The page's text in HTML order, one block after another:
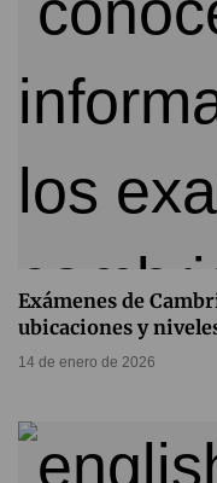
Exámenes de
ubicaciones y
14 de enero de 2026